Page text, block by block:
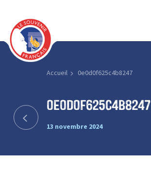
Accueil 0e0d0f625c4b8247
0e0d0f625c4b8247
13 novembre 2024